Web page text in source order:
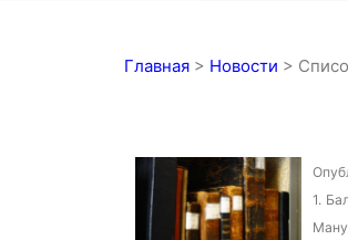
Главная > Новости >
1.